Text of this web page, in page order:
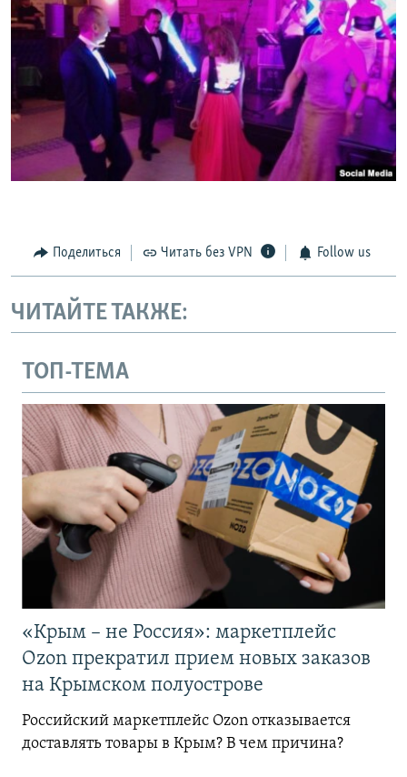
Поделиться Читать без VPN Follow us
ЧИТАЙТЕ ТАКЖЕ:
ТОП-ТЕМА
«Крым – не Россия»: маркетплейс
Ozon прекратил прием новых заказов
на Крымском полуострове
Российский маркетплейс Ozon отказывается
доставлять товары в Крым? В чем причина?